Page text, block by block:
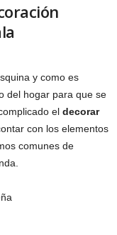
y como es
del hogar para que se
el decorar
con los elementos
comunes de